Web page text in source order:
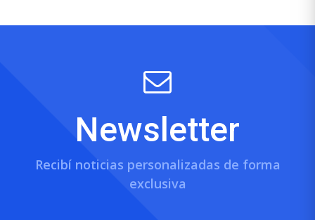
Newsletter
Recibí noticias personalizadas de forma
exclusiva